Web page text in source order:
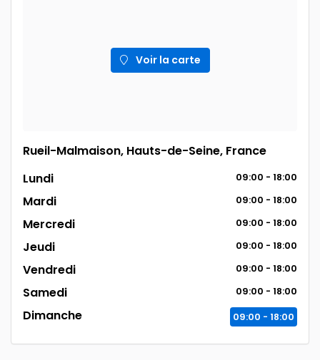
Voir la carte
Rueil-Malmaison, Hauts-de-Seine, France
Lundi
09:00 - 18:00
Mardi 09:00 - 18:00
Mercredi 09:00 - 18:00
Jeudi 09:00 - 18:00
Vendredi 09:00 - 18:00
Samedi 09:00 - 18:00
Dimanche 09:00 - 18:00